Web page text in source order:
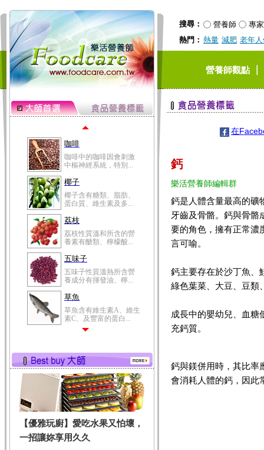
搜尋： 營養師
專家
熱門： 熱量 減肥 老年
營養師觀點｜
量極低是水腫病人的...
豆豉裡頭含有營養的蛋
白質、脂肪、鈣、磷...
榛果
榛果裡所含的營養素有
迷迭香
迷迭香 裡頭含有咖啡
酸、迷迭香酸、植物...
咖啡
咖啡中的咖啡因會刺激
中樞神經系統，特別...
椰子
椰子含有糖類、脂肪、
蛋白質、維生素及多...
荔枝
荔枝性質溫和所含的營
養素有醣類、檸檬酸...
五味子
五味子性質溫熱所含營
養成分有揮發油、檸...
草魚
草魚含有維生素A、維生
素C、及豐富的蛋白...
【優雅玩廚】愛吃水果又怕壞，
一招讓妳享用久久
在
鈣
樂活營養師編輯群
鈣是人體含量最高的礦
牙齒及骨骼。鈣與骨骼
要的角色，擁有正常濃
言可喻。
鈣主要存在於沙丁魚、
綠色葉菜、大豆、豆類
成長中的嬰幼兒、血糖
充鈣質。
鈣與鎂併用時，其比率
會消耗人體的鈣，因此